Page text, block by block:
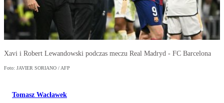
Xavi i Robert Lewandowski podczas meczu Real Madryd - FC Barcelona
Foto: JAVIER SORIANO / AFP
Tomasz Wacławek